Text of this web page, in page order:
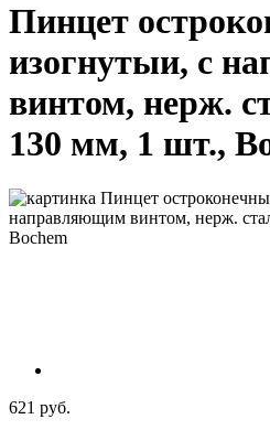
Пинцет
изогнутыи, с
винтом, нерж.
130 мм, 1 шт.,
621 руб.